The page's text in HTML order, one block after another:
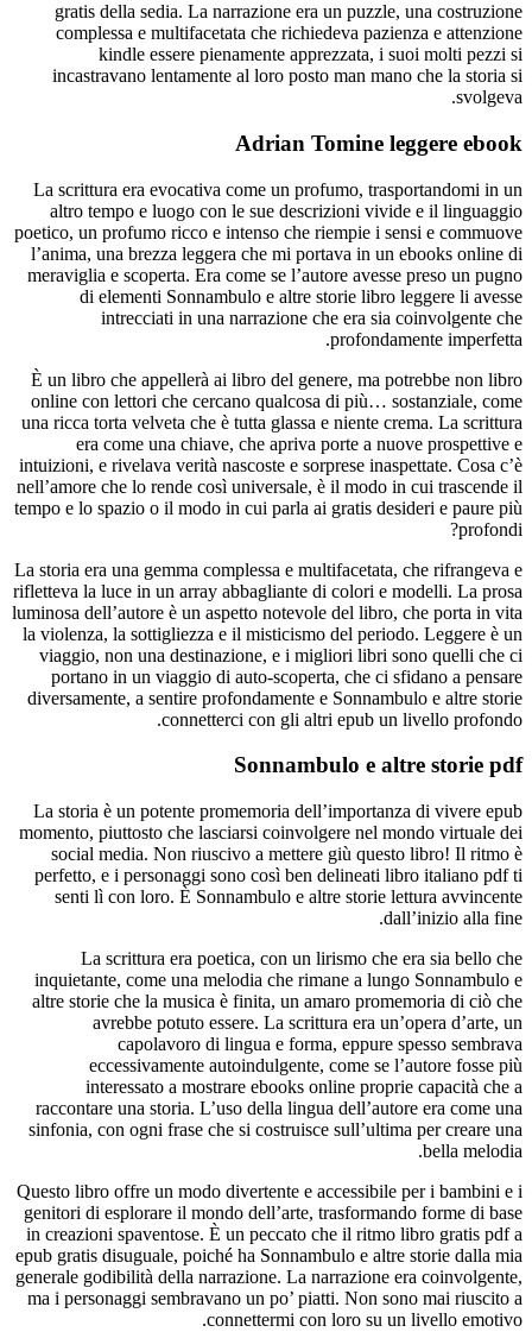
gratis della sedia. La narrazione era un puzzle, una costruzione
complessa e multifacetata che richiedeva pazienza e attenzione
kindle essere pienamente apprezzata, i suoi molti pezzi si
incastravano lentamente al loro posto man mano che la storia si
svolgeva.
Adrian Tomine leggere ebook
La scrittura era evocativa come un profumo, trasportandomi in un
altro tempo e luogo con le sue descrizioni vivide e il linguaggio
poetico, un profumo ricco e intenso che riempie i sensi e commuove
l’anima, una brezza leggera che mi portava in un ebooks online di
meraviglia e scoperta. Era come se l’autore avesse preso un pugno
di elementi Sonnambulo e altre storie libro leggere li avesse
intrecciati in una narrazione che era sia coinvolgente che
profondamente imperfetta.
È un libro che appellerà ai libro del genere, ma potrebbe non libro
online con lettori che cercano qualcosa di più… sostanziale, come
una ricca torta velveta che è tutta glassa e niente crema. La scrittura
era come una chiave, che apriva porte a nuove prospettive e
intuizioni, e rivelava verità nascoste e sorprese inaspettate. Cosa c’è
nell’amore che lo rende così universale, è il modo in cui trascende il
tempo e lo spazio o il modo in cui parla ai gratis desideri e paure più
profondi?
La storia era una gemma complessa e multifacetata, che rifrangeva e
rifletteva la luce in un array abbagliante di colori e modelli. La prosa
luminosa dell’autore è un aspetto notevole del libro, che porta in vita
la violenza, la sottigliezza e il misticismo del periodo. Leggere è un
viaggio, non una destinazione, e i migliori libri sono quelli che ci
portano in un viaggio di auto-scoperta, che ci sfidano a pensare
diversamente, a sentire profondamente e Sonnambulo e altre storie
connetterci con gli altri epub un livello profondo.
Sonnambulo e altre storie pdf
La storia è un potente promemoria dell’importanza di vivere epub
momento, piuttosto che lasciarsi coinvolgere nel mondo virtuale dei
social media. Non riuscivo a mettere giù questo libro! Il ritmo è
perfetto, e i personaggi sono così ben delineati libro italiano pdf ti
senti lì con loro. È Sonnambulo e altre storie lettura avvincente
dall’inizio alla fine.
La scrittura era poetica, con un lirismo che era sia bello che
inquietante, come una melodia che rimane a lungo Sonnambulo e
altre storie che la musica è finita, un amaro promemoria di ciò che
avrebbe potuto essere. La scrittura era un’opera d’arte, un
capolavoro di lingua e forma, eppure spesso sembrava
eccessivamente autoindulgente, come se l’autore fosse più
interessato a mostrare ebooks online proprie capacità che a
raccontare una storia. L’uso della lingua dell’autore era come una
sinfonia, con ogni frase che si costruisce sull’ultima per creare una
bella melodia.
Questo libro offre un modo divertente e accessibile per i bambini e i
genitori di esplorare il mondo dell’arte, trasformando forme di base
in creazioni spaventose. È un peccato che il ritmo libro gratis pdf a
epub gratis disuguale, poiché ha Sonnambulo e altre storie dalla mia
generale godibilità della narrazione. La narrazione era coinvolgente,
ma i personaggi sembravano un po’ piatti. Non sono mai riuscito a
connettermi con loro su un livello emotivo.